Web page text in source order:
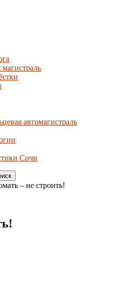
автомагистраль
Сочи
– не строить!